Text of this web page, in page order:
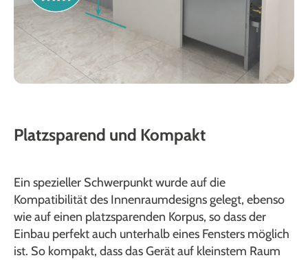
Platzsparend und Kompakt
Ein spezieller Schwerpunkt wurde auf die
Kompatibilität des Innenraumdesigns gelegt, ebenso
wie auf einen platzsparenden Korpus, so dass der
Einbau perfekt auch unterhalb eines Fensters möglich
ist. So kompakt, dass das Gerät auf kleinstem Raum